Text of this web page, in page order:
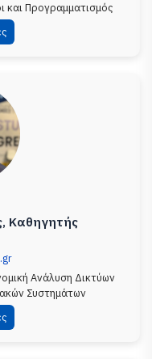
και Προγραμματισμός
Καθηγητής
Ανάλυση Δικτύων
Συστημάτων